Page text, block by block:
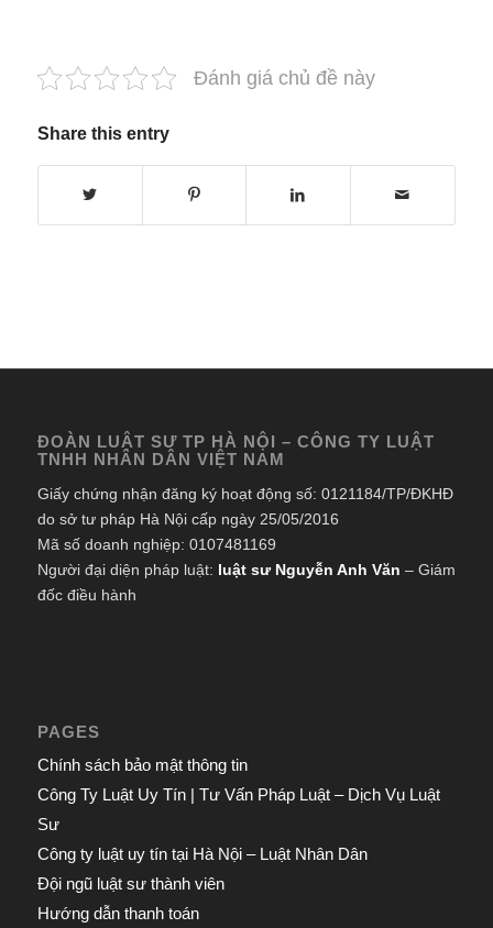
Đánh giá chủ đề này
Share this entry
ĐOÀN LUẬT SƯ TP HÀ NỘI – CÔNG TY LUẬT
TNHH NHÂN DÂN VIỆT NAM
Giấy chứng nhận đăng ký hoạt động số: 0121184/TP/ĐKHĐ
do sở tư pháp Hà Nội cấp ngày 25/05/2016
Mã số doanh nghiệp: 0107481169
Người đại diện pháp luật: luật sư Nguyễn Anh Văn – Giám
đốc điều hành
PAGES
Chính sách bảo mật thông tin
Công Ty Luật Uy Tín | Tư Vấn Pháp Luật – Dịch Vụ Luật
Sư
Công ty luật uy tín tại Hà Nội – Luật Nhân Dân
Đội ngũ luật sư thành viên
Hướng dẫn thanh toán